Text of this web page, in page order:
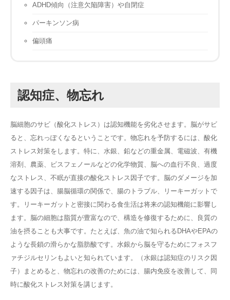
ADHD傾向（注意欠陥障害）や自閉症
パーキンソン病
偏頭痛
認知症、物忘れ
脳細胞のサビ（酸化ストレス）は認知機能を劣化させます。脳がサビ
ると、忘れっぽくなるということです。物忘れを予防するには、酸化
ストレス対策をします。特に、水銀、鉛などの重金属、電磁波、有機
溶剤、農薬、ビスフェノールなどの化学物質、脳への血行不良、過度
なストレス、不眠が直接の酸化ストレス因子です。脳のダメージを加
速する因子は、腸脳循環の関係で、腸のトラブル、リーキーガットで
す。リーキーガットと密接に関わる食生活は将来の認知機能に影響し
ます。脳の細胞は脂質が豊富なので、構造を修復するために、良質の
油を摂ることも大事です。たとえば、魚の油で知られるDHAやEPAの
ような長鎖の滑らかな脂肪酸です。水銀から脳を守るためにフォスフ
ァチジルセリンもよいと知られています。（水銀は認知症のリスク因
子）まとめると、物忘れの改善のためには、腸内免疫を改善して、同
時に酸化ストレス対策を講じます。